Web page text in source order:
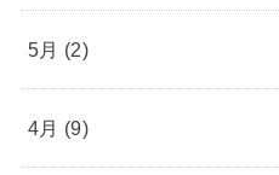
5月 (2)
4月 (9)